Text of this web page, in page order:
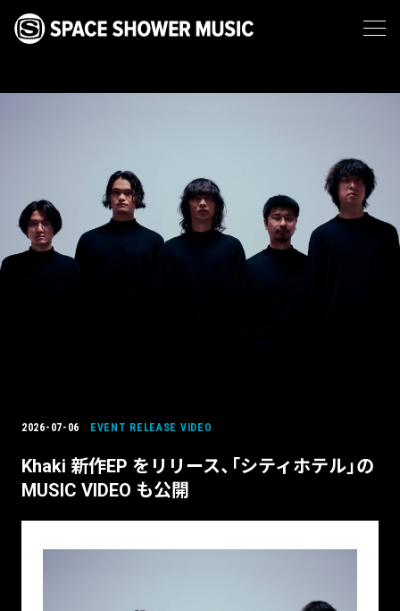
2026-07-06 EVENT RELEASE VIDEO
Khaki 新作EP をリリース、「シティホテル」の
MUSIC VIDEO も公開